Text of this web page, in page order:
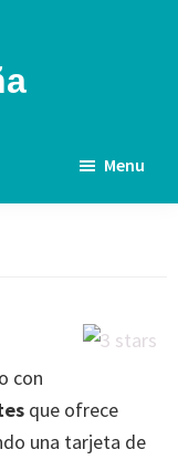
Menu
con
que ofrece
una tarjeta de